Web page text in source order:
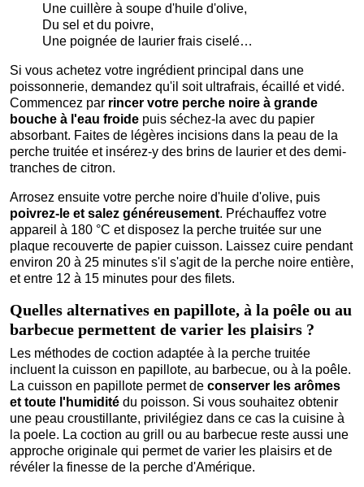
Une cuillère à soupe d'huile d'olive,
Du sel et du poivre,
Une poignée de laurier frais ciselé…
Si vous achetez votre ingrédient principal dans une
poissonnerie, demandez qu'il soit ultrafrais, écaillé et vidé.
Commencez par rincer votre perche noire à grande
bouche à l'eau froide puis séchez-la avec du papier
absorbant. Faites de légères incisions dans la peau de la
perche truitée et insérez-y des brins de laurier et des demi-
tranches de citron.
Arrosez ensuite votre perche noire d'huile d'olive, puis
poivrez-le et salez généreusement. Préchauffez votre
appareil à 180 °C et disposez la perche truitée sur une
plaque recouverte de papier cuisson. Laissez cuire pendant
environ 20 à 25 minutes s'il s'agit de la perche noire entière,
et entre 12 à 15 minutes pour des filets.
Quelles alternatives en papillote, à la poêle ou au
barbecue permettent de varier les plaisirs ?
Les méthodes de coction adaptée à la perche truitée
incluent la cuisson en papillote, au barbecue, ou à la poêle.
La cuisson en papillote permet de conserver les arômes
et toute l'humidité du poisson. Si vous souhaitez obtenir
une peau croustillante, privilégiez dans ce cas la cuisine à
la poele. La coction au grill ou au barbecue reste aussi une
approche originale qui permet de varier les plaisirs et de
révéler la finesse de la perche d'Amérique.